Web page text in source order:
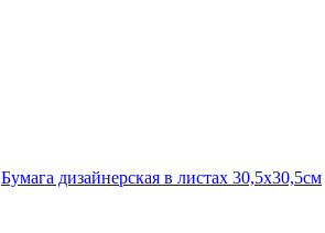
Бумага дизайнерская в листах 30,5х30,5см